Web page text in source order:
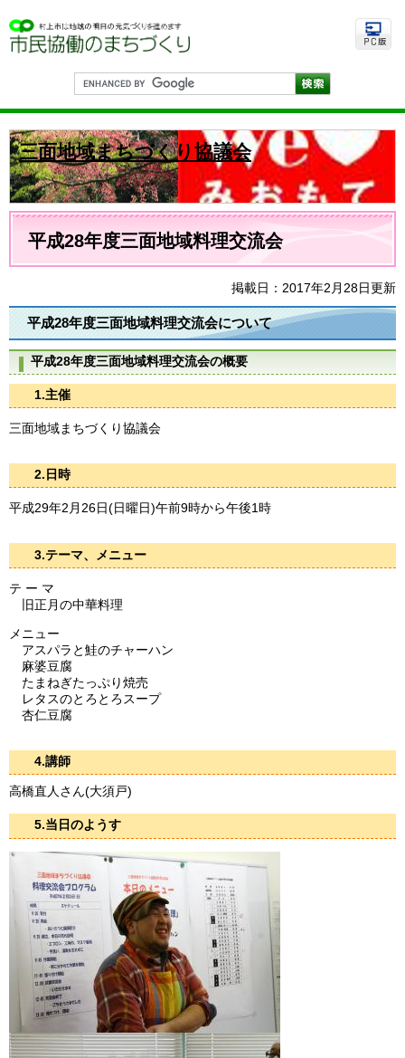
ー
ジ
の
。
ニ
ュ
ー
て
本
文
へ
G
o
o
l
e
カ
ス
タ
ム
検
索
三面地域まちづくり協議会
本
平成28年度三面地域料理交流会
掲載日：2017年2月28日更新
平成28年度三面地域料理交流会について
平成28年度三面地域料理交流会の概要
1.主催
三面地域まちづくり協議会
2.日時
平成29年2月26日(日曜日)午前9時から午後1時
3.テーマ、メニュー
テ ー マ
旧正月の中華料理
メニュー
アスパラと鮭のチャーハン
麻婆豆腐
たまねぎたっぷり焼売
レタスのとろとろスープ
杏仁豆腐
4.講師
高橋直人さん(大須戸)
5.当日のようす